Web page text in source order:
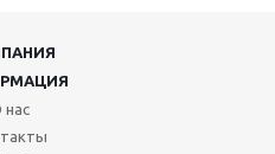
нас